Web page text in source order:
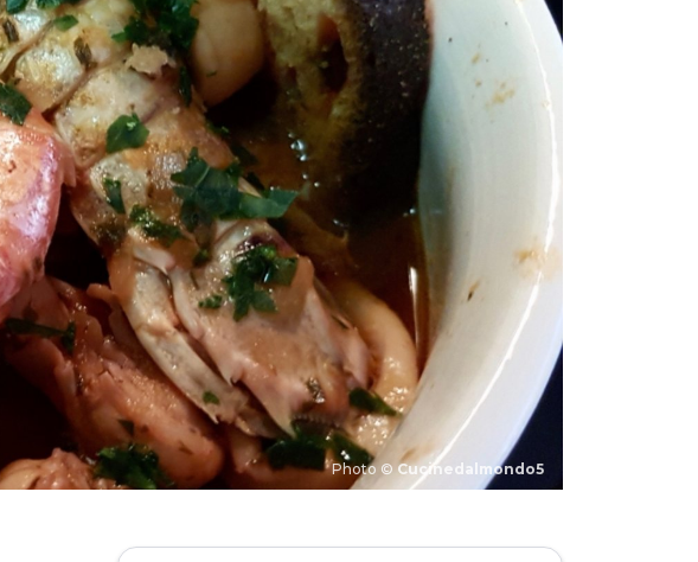
Photo © Cucinedalmondo5